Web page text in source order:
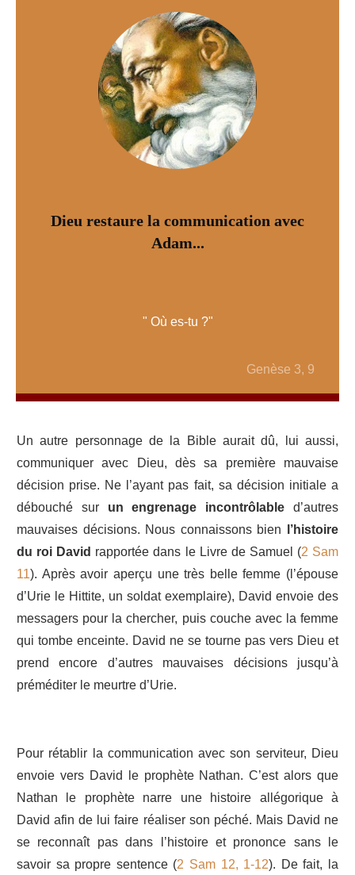
Dieu restaure la communication avec
Adam...
" Où es-tu ?"
Genèse 3, 9
Un autre personnage de la Bible aurait dû, lui aussi,
communiquer avec Dieu, dès sa première mauvaise
décision prise. Ne l’ayant pas fait, sa décision initiale a
débouché sur un engrenage incontrôlable d’autres
mauvaises décisions. Nous connaissons bien
l’histoire
du roi David rapportée dans le Livre de Samuel (2 Sam
11). Après avoir aperçu une très belle femme (l’épouse
d’Urie le Hittite, un soldat exemplaire), David envoie des
messagers pour la chercher, puis couche avec la femme
qui tombe enceinte. David ne se tourne pas vers Dieu et
prend encore d’autres mauvaises décisions jusqu’à
préméditer le meurtre d’Urie.
Pour rétablir la communication avec son serviteur, Dieu
envoie vers David le prophète Nathan. C’est alors que
Nathan le prophète narre une histoire allégorique à
David afin de lui faire réaliser son péché. Mais David ne
se reconnaît pas dans l’histoire et prononce sans le
savoir sa propre sentence (2 Sam 12, 1-12). De fait, la